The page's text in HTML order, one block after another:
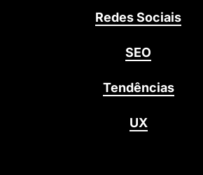
Redes Sociais
SEO
Tendências
UX